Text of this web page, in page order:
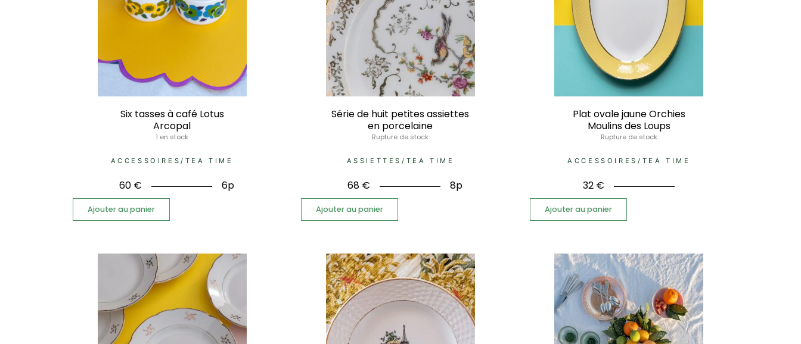
Six tasses à café Lotus
Arcopal
1 en stock
ACCESSOIRES/ TEA TIME
60 € 6p
Ajouter au panier
Série de huit petites assiettes
en porcelaine
Rupture de stock
ASSIETTES / TEA TIME
68 € 8p
Ajouter au panier
Plat ovale jaune Orchies
Moulins des Loups
Rupture de stock
ACCESSOIRES / TEA TIME
32 €
Ajouter au panier